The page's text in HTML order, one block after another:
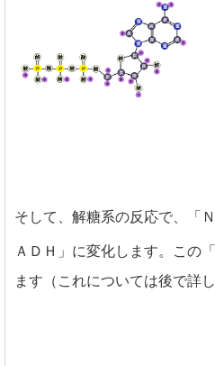
そして、解糖系の反応で、「
ＡＤＨ」に変化します。この
ます（これについては後で詳